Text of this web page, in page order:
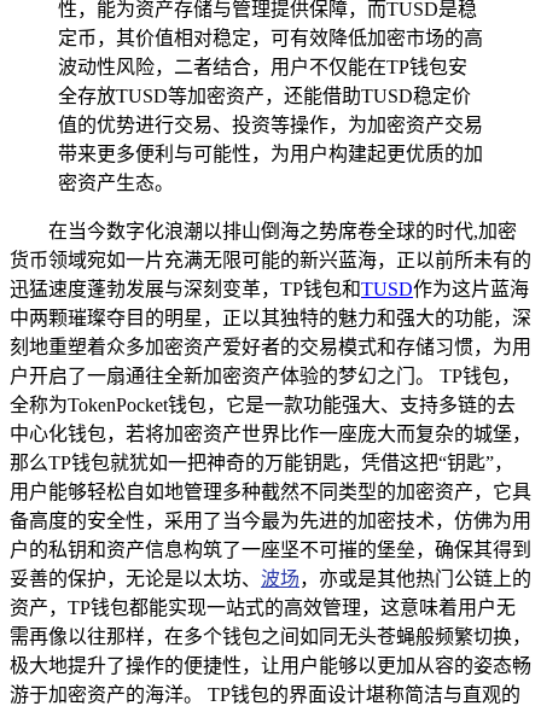
性，能为资产存储与管理提供保障，而TUSD是稳
定币，其价值相对稳定，可有效降低加密市场的高
波动性风险，二者结合，用户不仅能在TP钱包安
全存放TUSD等加密资产，还能借助TUSD稳定价
值的优势进行交易、投资等操作，为加密资产交易
带来更多便利与可能性，为用户构建起更优质的加
密资产生态。
在当今数字化浪潮以排山倒海之势席卷全球的时代,加密
货币领域宛如一片充满无限可能的新兴蓝海，正以前所未有的
迅猛速度蓬勃发展与深刻变革，TP钱包和TUSD作为这片蓝海
中两颗璀璨夺目的明星，正以其独特的魅力和强大的功能，深
刻地重塑着众多加密资产爱好者的交易模式和存储习惯，为用
户开启了一扇通往全新加密资产体验的梦幻之门。 TP钱包，
全称为TokenPocket钱包，它是一款功能强大、支持多链的去
中心化钱包，若将加密资产世界比作一座庞大而复杂的城堡，
那么TP钱包就犹如一把神奇的万能钥匙，凭借这把“钥匙”，
用户能够轻松自如地管理多种截然不同类型的加密资产，它具
备高度的安全性，采用了当今最为先进的加密技术，仿佛为用
户的私钥和资产信息构筑了一座坚不可摧的堡垒，确保其得到
妥善的保护，无论是以太坊、 波场，亦或是其他热门公链上的
资产，TP钱包都能实现一站式的高效管理，这意味着用户无
需再像以往那样，在多个钱包之间如同无头苍蝇般频繁切换，
极大地提升了操作的便捷性，让用户能够以更加从容的姿态畅
游于加密资产的海洋。 TP钱包的界面设计堪称简洁与直观的